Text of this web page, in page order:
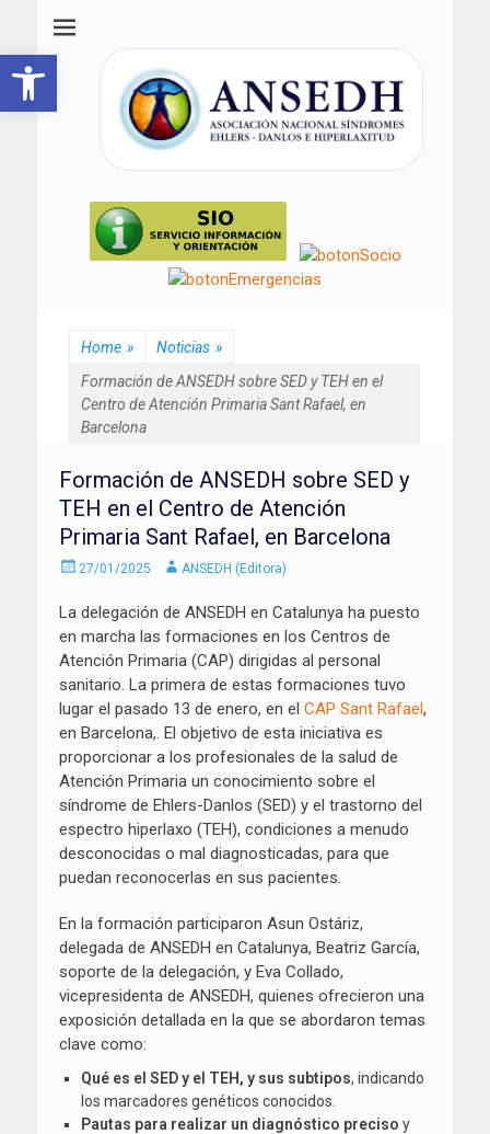
Abrir barra de herramientas
Home » Noticias »
Formación de ANSEDH sobre SED y TEH en el
Centro de Atención Primaria Sant Rafael, en
Barcelona
Formación de ANSEDH sobre SED y
TEH en el Centro de Atención
Primaria Sant Rafael, en Barcelona
Enviado
27/01/2025 AutorANSEDH (Editora)
La delegación de ANSEDH en Catalunya ha puesto
en marcha las formaciones en los Centros de
Atención Primaria (CAP) dirigidas al personal
sanitario. La primera de estas formaciones tuvo
lugar el pasado 13 de enero, en el CAP Sant Rafael,
en Barcelona,. El objetivo de esta iniciativa es
proporcionar a los profesionales de la salud de
Atención Primaria un conocimiento sobre el
síndrome de Ehlers-Danlos (SED) y el trastorno del
espectro hiperlaxo (TEH), condiciones a menudo
desconocidas o mal diagnosticadas, para que
puedan reconocerlas en sus pacientes.
En la formación participaron Asun Ostáriz,
delegada de ANSEDH en Catalunya, Beatriz García,
soporte de la delegación, y Eva Collado,
vicepresidenta de ANSEDH, quienes ofrecieron una
exposición detallada en la que se abordaron temas
clave como:
Qué es el SED y el TEH, y sus subtipos, indicando
los marcadores genéticos conocidos.
Pautas para realizar un diagnóstico preciso y